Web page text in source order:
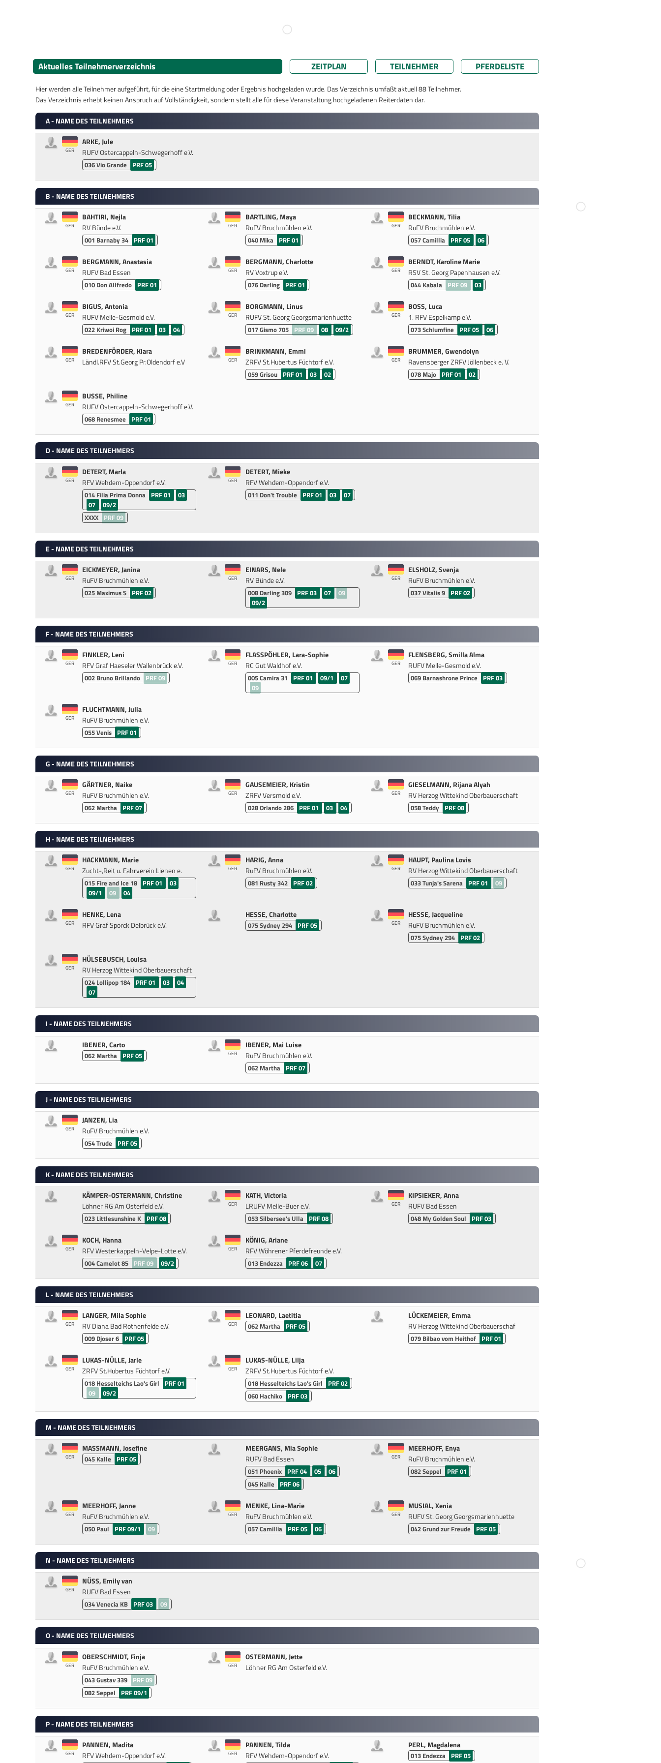
Aktuelles Teilnehmerverzeichnis ZEITPLAN TEILNEHMER PFERDELISTE
Hier werden alle Teilnehmer aufgeführt, für die eine Startmeldung oder Ergebnis hochgeladen wurde. Das Verzeichnis umfaßt aktuell 88 Teilnehmer.
Das Verzeichnis erhebt keinen Anspruch auf Vollständigkeit, sondern stellt alle für diese Veranstaltung hochgeladenen Reiterdaten dar.
A - NAME DES TEILNEHMERS
GER
ARKE, Jule
RUFV Ostercappeln-Schwegerhoff e.V.
036Vio Grande PRF 05
B - NAME DES TEILNEHMERS
GER
BAHTIRI, Nejla
RV Bünde e.V.
001 Barnaby 34 PRF 01
GER
BARTLING, Maya
RuFV Bruchmühlen e.V.
040 Mika PRF 01
GER
BECKMANN, Tilia
RuFV Bruchmühlen e.V.
057Camillia PRF 05 06
GER
BERGMANN, Anastasia
RUFV Bad Essen
010 Don Allfredo PRF 01
GER
BERGMANN, Charlotte
RV Voxtrup e.V.
076 Darling PRF 01
GER
BERNDT, Karoline Marie
RSV St. Georg Papenhausen e.V.
044 Kabala PRF 09 03
GER
BIGUS, Antonia
RUFV Melle-Gesmold e.V.
022 Kriwoi Rog PRF 01 03 04
GER
BORGMANN, Linus
RUFV St. Georg Georgsmarienhuette
017Gismo 705 PRF 09 08 09/2
GER
BOSS, Luca
1. RFV Espelkamp e.V.
073Schlumfine PRF 05 06
GER
BREDENFÖRDER, Klara
Ländl.RFV St.Georg Pr.Oldendorf e.V
GER
BRINKMANN, Emmi
ZRFV St.Hubertus Füchtorf e.V.
059Grisou PRF 01 03 02
GER
BRUMMER, Gwendolyn
Ravensberger ZRFV Jöllenbeck e. V.
078 Majo PRF 01 02
GER
BUSSE, Philine
RUFV Ostercappeln-Schwegerhoff e.V.
068 Renesmee PRF 01
D - NAME DES TEILNEHMERS
GER
DETERT, Marla
RFV Wehdem-Oppendorf e.V.
014 Filia Prima Donna PRF 01
03
07
09/2
XXXX PRF 09
GER
DETERT, Mieke
RFV Wehdem-Oppendorf e.V.
011 Don't Trouble PRF 01 03 07
E - NAME DES TEILNEHMERS
GER
EICKMEYER, Janina
RuFV Bruchmühlen e.V.
025 Maximus S PRF 02
GER
EINARS, Nele
RV Bünde e.V.
008 Darling 309 PRF 03 07
09
09/2
GER
ELSHOLZ, Svenja
RuFV Bruchmühlen e.V.
037Vitalis 9 PRF 02
F - NAME DES TEILNEHMERS
GER
FINKLER, Leni
RFV Graf Haeseler Wallenbrück e.V.
002 Bruno Brillando PRF 09
GER
FLASSPÖHLER, Lara-Sophie
RC Gut Waldhof e.V.
005Camira 31 PRF 01 09/1
07
09
GER
FLENSBERG, Smilla Alma
RUFV Melle-Gesmold e.V.
069 Barnashrone Prince PRF 03
GER
FLUCHTMANN, Julia
RuFV Bruchmühlen e.V.
055Venis PRF 01
G - NAME DES TEILNEHMERS
GER
GÄRTNER, Naike
RuFV Bruchmühlen e.V.
062 Martha PRF 07
GER
GAUSEMEIER, Kristin
ZRFV Versmold e.V.
028Orlando 286 PRF 01 03 04
GER
GIESELMANN, Rijana Alyah
RV Herzog Wittekind Oberbauerschaft
058Teddy PRF 08
H - NAME DES TEILNEHMERS
GER
HACKMANN, Marie
Zucht-,Reit u. Fahrverein Lienen e.
015 Fire and Ice 18 PRF 01
03
09/1
09 04
GER
HARIG, Anna
RuFV Bruchmühlen e.V.
081 Rusty 342 PRF 02
GER
HAUPT, Paulina Lovis
RV Herzog Wittekind Oberbauerschaft
033Tunja's Sarena PRF 01 09
GER
HENKE, Lena
RFV Graf Sporck Delbrück e.V.
HESSE, Charlotte
075Sydney 294 PRF 05 GER
HESSE, Jacqueline
RuFV Bruchmühlen e.V.
075Sydney 294 PRF 02
GER
HÜLSEBUSCH, Louisa
RV Herzog Wittekind Oberbauerschaft
024 Lollipop 184 PRF 01 03
04
07
I - NAME DES TEILNEHMERS
IBENER, Carto
062 Martha PRF 05 GER
IBENER, Mai Luise
RuFV Bruchmühlen e.V.
062 Martha PRF 07
J - NAME DES TEILNEHMERS
GER
JANZEN, Lia
RuFV Bruchmühlen e.V.
054Trude PRF 05
K - NAME DES TEILNEHMERS
KÄMPER-OSTERMANN, Christine
Löhner RG Am Osterfeld e.V.
023 Littlesunshine K PRF 08
GER
KATH, Victoria
LRUFV Melle-Buer e.V.
053Silbersee's Ulla PRF 08
GER
KIPSIEKER, Anna
RUFV Bad Essen
048 My Golden Soul PRF 03
GER
KOCH, Hanna
RFV Westerkappeln-Velpe-Lotte e.V.
004Camelot 85 PRF 09 09/2
GER
KÖNIG, Ariane
RFV Wöhrener Pferdefreunde e.V.
013 Endezza PRF 06 07
L - NAME DES TEILNEHMERS
GER
LANGER, Mila Sophie
RV Diana Bad Rothenfelde e.V.
009 Djoser 6 PRF 05
GER
LEONARD, Laetitia
062 Martha PRF 05
LÜCKEMEIER, Emma
RV Herzog Wittekind Oberbauerschaf
079 Bilbao vom Heithof PRF 01
GER
LUKAS-NÜLLE, Jarle
ZRFV St.Hubertus Füchtorf e.V.
018 Hesselteichs Lao's Girl
PRF 01
09
09/2
GER
LUKAS-NÜLLE, Lilja
ZRFV St.Hubertus Füchtorf e.V.
018 Hesselteichs Lao's Girl
PRF 02
060 Hachiko PRF 03
M - NAME DES TEILNEHMERS
GER
MASSMANN, Josefine
045 Kalle PRF 05
MEERGANS, Mia Sophie
RUFV Bad Essen
051 Phoenix PRF 04 05
06
045 Kalle PRF 06
GER
MEERHOFF, Enya
RuFV Bruchmühlen e.V.
082Seppel PRF 01
GER
MEERHOFF, Janne
RuFV Bruchmühlen e.V.
050 Paul PRF 09/1 09
GER
MENKE, Lina-Marie
RuFV Bruchmühlen e.V.
057Camillia PRF 05 06
GER
MUSIAL, Xenia
RUFV St. Georg Georgsmarienhuette
042Grund zur Freude PRF 05
N - NAME DES TEILNEHMERS
GER
NÜSS, Emily van
RUFV Bad Essen
034Venecia KB PRF 03 09
O - NAME DES TEILNEHMERS
GER
OBERSCHMIDT, Finja
RuFV Bruchmühlen e.V.
043Gustav 339 PRF 09
082Seppel PRF 09/1
GER
OSTERMANN, Jette
Löhner RG Am Osterfeld e.V.
P - NAME DES TEILNEHMERS
GER
PANNEN, Madita
RFV Wehdem-Oppendorf e.V.
GER
PANNEN, Tilda
RFV Wehdem-Oppendorf e.V.
PERL, Magdalena
013 Endezza PRF 05